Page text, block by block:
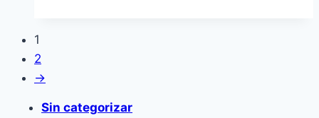
1
2
→
Sin categorizar